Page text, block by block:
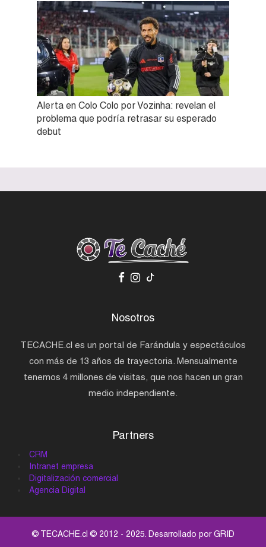
Alerta en Colo Colo por Vozinha: revelan el
problema que podría retrasar su esperado
debut
Nosotros
TECACHE.cl es un portal de Farándula y espectáculos
con más de 13 años de trayectoria. Mensualmente
tenemos 4 millones de visitas, que nos hacen un gran
medio independiente.
Partners
CRM
Intranet empresa
Digitalización comercial
Agencia Digital
© TECACHE.cl © 2012 - 2025. Desarrollado porGRID